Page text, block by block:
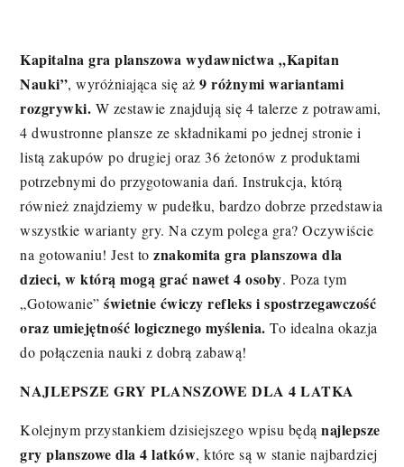
Kapitalna gra planszowa wydawnictwa „Kapitan
Nauki”, wyróżniająca się aż9 różnymi wariantami
rozgrywki. W zestawie znajdują się 4 talerze z potrawami,
4 dwustronne plansze ze składnikami po jednej stronie i
listą zakupów po drugiej oraz 36 żetonów z produktami
potrzebnymi do przygotowania dań. Instrukcja, którą
również znajdziemy w pudełku, bardzo dobrze przedstawia
wszystkie warianty gry. Na czym polega gra? Oczywiście
na gotowaniu! Jest toznakomita gra planszowa dla
dzieci, w którą mogą grać nawet 4 osoby. Poza tym
„Gotowanie”świetnie ćwiczy refleks i spostrzegawczość
oraz umiejętność logicznego myślenia. To idealna okazja
do połączenia nauki z dobrą zabawą!
NAJLEPSZE GRY PLANSZOWE DLA 4 LATKA
Kolejnym przystankiem dzisiejszego wpisu będąnajlepsze
gry planszowe dla 4 latków, które są w stanie najbardziej